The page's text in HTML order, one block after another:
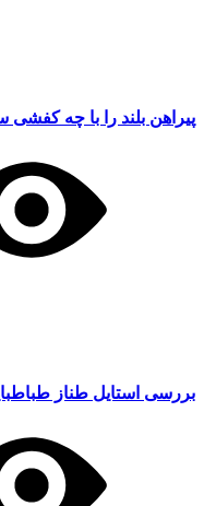
پیراهن بلند را با چه
بررسی استایل طناز